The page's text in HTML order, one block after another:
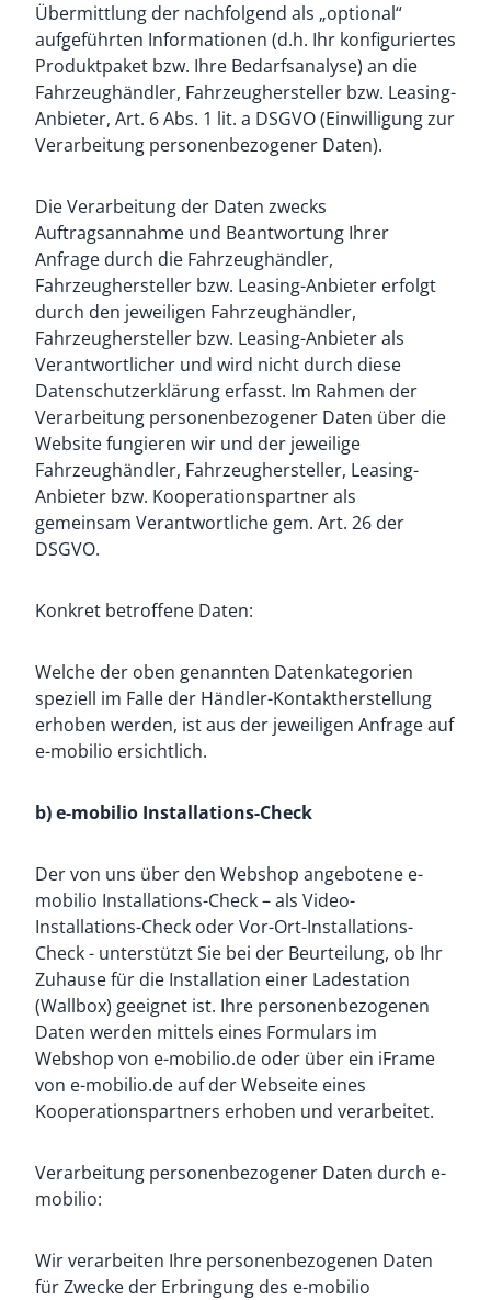
Übermittlung der nachfolgend als „optional“
aufgeführten Informationen (d.h. Ihr konfiguriertes
Produktpaket bzw. Ihre Bedarfsanalyse) an die
Fahrzeughändler, Fahrzeughersteller bzw. Leasing-
Anbieter, Art. 6 Abs. 1 lit. a DSGVO (Einwilligung zur
Verarbeitung personenbezogener Daten).
Die Verarbeitung der Daten zwecks
Auftragsannahme und Beantwortung Ihrer
Anfrage durch die Fahrzeughändler,
Fahrzeughersteller bzw. Leasing-Anbieter erfolgt
durch den jeweiligen Fahrzeughändler,
Fahrzeughersteller bzw. Leasing-Anbieter als
Verantwortlicher und wird nicht durch diese
Datenschutzerklärung erfasst. Im Rahmen der
Verarbeitung personenbezogener Daten über die
Website fungieren wir und der jeweilige
Fahrzeughändler, Fahrzeughersteller, Leasing-
Anbieter bzw. Kooperationspartner als
gemeinsam Verantwortliche gem. Art. 26 der
DSGVO.
Konkret betroffene Daten:
Welche der oben genannten Datenkategorien
speziell im Falle der Händler-Kontaktherstellung
erhoben werden, ist aus der jeweiligen Anfrage auf
e-mobilio ersichtlich.
b) e-mobilio Installations-Check
Der von uns über den Webshop angebotene e-
mobilio Installations-Check – als Video-
Installations-Check oder Vor-Ort-Installations-
Check - unterstützt Sie bei der Beurteilung, ob Ihr
Zuhause für die Installation einer Ladestation
(Wallbox) geeignet ist. Ihre personenbezogenen
Daten werden mittels eines Formulars im
Webshop von e-mobilio.de oder über ein iFrame
von e-mobilio.de auf der Webseite eines
Kooperationspartners erhoben und verarbeitet.
Verarbeitung personenbezogener Daten durch e-
mobilio:
Wir verarbeiten Ihre personenbezogenen Daten
für Zwecke der Erbringung des e-mobilio